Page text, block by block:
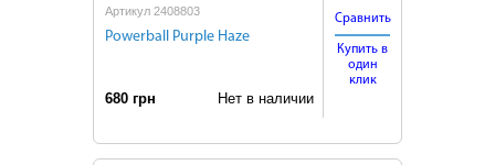
Артикул 2408803
Powerball Purple Haze
680 грн Нет в наличии
Сравнить
Купить в
один
клик